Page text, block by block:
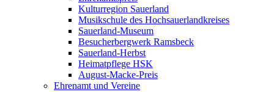
Kulturregion Sauerland
Musikschule des Hochsauerlandkreises
Sauerland-Museum
Besucherbergwerk Ramsbeck
Sauerland-Herbst
Heimatpflege HSK
August-Macke-Preis
Ehrenamt und Vereine